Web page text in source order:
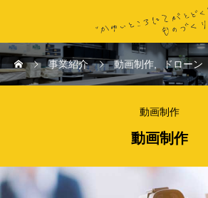
事業紹介 動画制作 ドローン
動画制作
動画制作